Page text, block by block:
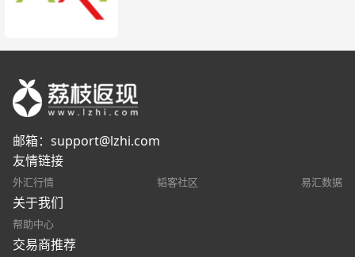
邮箱： support@lzhi.com
友情链接
外汇行情 韬客社区 易汇数据
关于我们
帮助中心
交易商推荐